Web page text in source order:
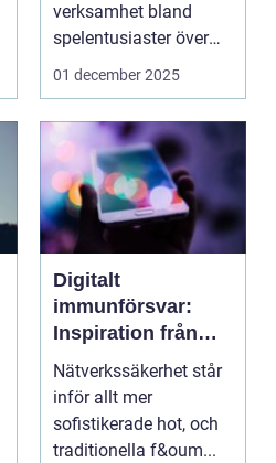
verksamhet bland
spelentusiaster över
hela v...
01 december 2025
Digitalt
immunförsvar:
Inspiration från
biologiska system
för att stärka
nätverkssäkerhet
Nätverkssäkerhet står
inför allt mer
sofistikerade hot, och
traditionella f&oum...